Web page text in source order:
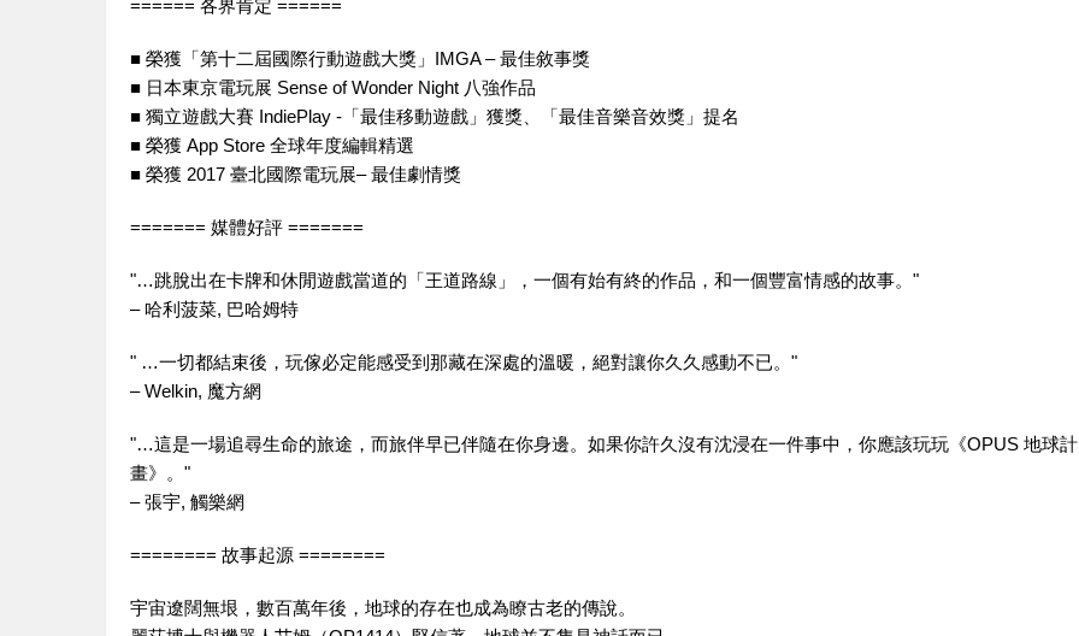
====== 各界肯定 ======
■ 榮獲「第十二屆國際行動遊戲大獎」IMGA – 最佳敘事獎
■ 日本東京電玩展 Sense of Wonder Night 八強作品
■ 獨立遊戲大賽 IndiePlay -「最佳移動遊戲」獲獎、「最佳音樂音效獎」提名
■ 榮獲 App Store 全球年度編輯精選
■ 榮獲 2017 臺北國際電玩展– 最佳劇情獎
======= 媒體好評 =======
"…跳脫出在卡牌和休閒遊戲當道的「王道路線」，一個有始有終的作品，和一個豐富情感的故事。"
– 哈利菠菜, 巴哈姆特
" …一切都結束後，玩傢必定能感受到那藏在深處的溫暖，絕對讓你久久感動不已。"
– Welkin, 魔方網
"…這是一場追尋生命的旅途，而旅伴早已伴隨在你身邊。如果你許久沒有沈浸在一件事中，你應該玩玩《OPUS 地球計
畫》。"
– 張宇, 觸樂網
======== 故事起源 ========
宇宙遼闊無垠，數百萬年後，地球的存在也成為瞭古老的傳說。